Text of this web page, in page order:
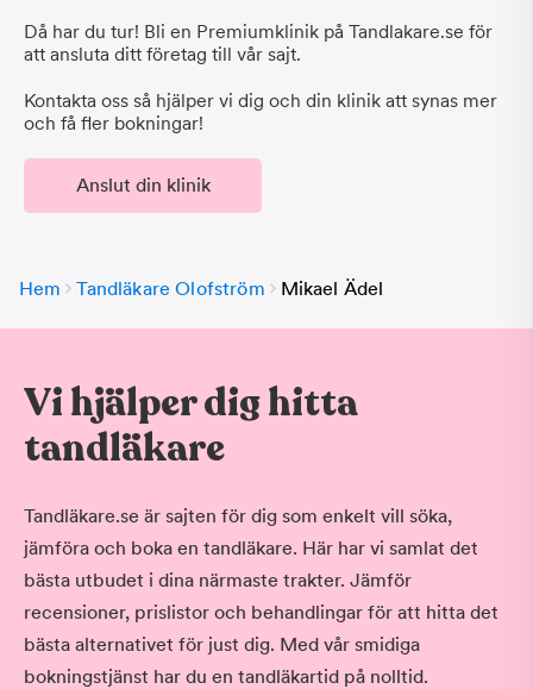
Då har du tur! Bli en Premiumklinik på Tandlakare.se för
att ansluta ditt företag till vår sajt.
Kontakta oss så hjälper vi dig och din klinik att synas mer
och få fler bokningar!
Anslut din klinik
Hem Tandläkare Olofström Mikael Ädel
Vi hjälper dig hitta
tandläkare
Tandläkare.se är sajten för dig som enkelt vill söka,
jämföra och boka en tandläkare. Här har vi samlat det
bästa utbudet i dina närmaste trakter. Jämför
recensioner, prislistor och behandlingar för att hitta det
bästa alternativet för just dig. Med vår smidiga
bokningstjänst har du en tandläkartid på nolltid.